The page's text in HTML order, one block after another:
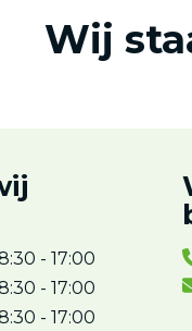
Wij
- 17:00
- 17:00
- 17:00